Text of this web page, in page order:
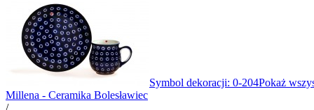
Symbol dekoracji: 0-204Pokaż
Millena - Ceramika Bolesławiec
/